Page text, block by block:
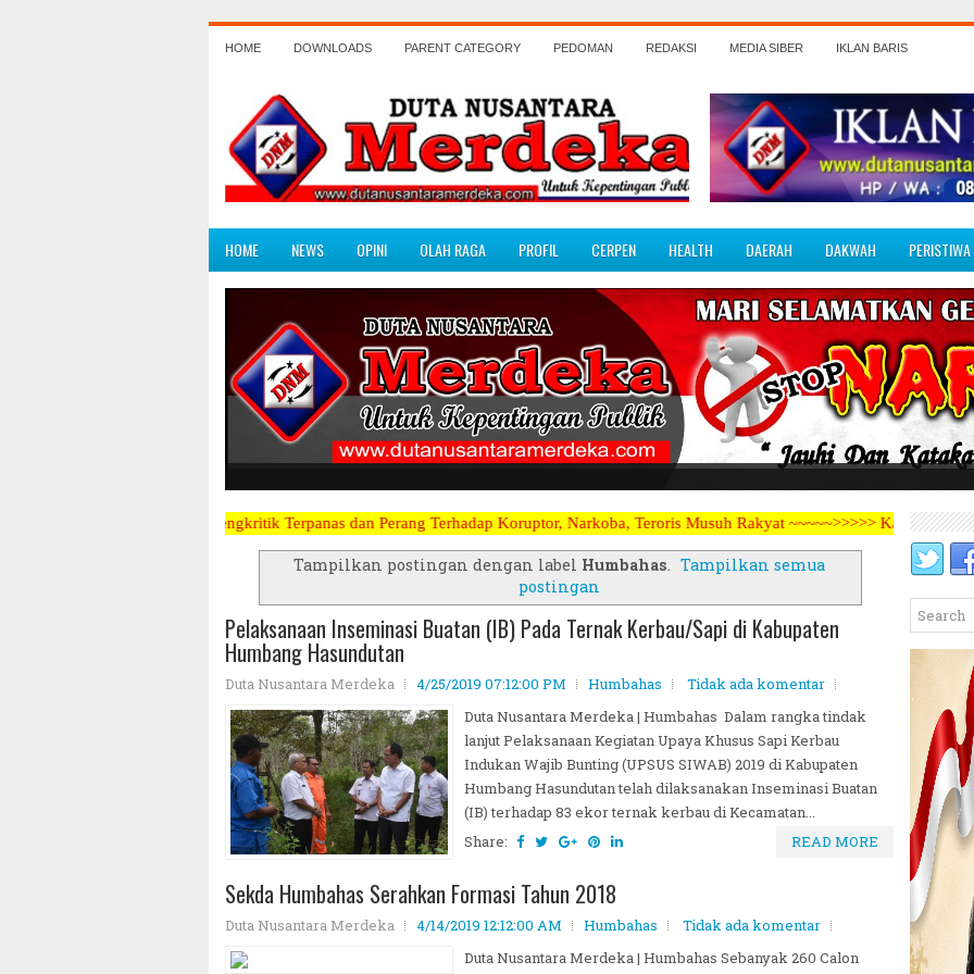
HOME DOWNLOADS PARENT CATEGORY PEDOMAN REDAKSI MEDIA SIBER IKLAN BARIS
HOME NEWS OPINI OLAH RAGA PROFIL CERPEN HEALTH DAERAH DAKWAH PERISTIWA
Berani Mengkritik Terpanas dan Perang Terhadap Koruptor, Narkoba, Teroris Musuh Rakyat ~~~~~>>>>> Kami Menerima Artikel, Opini,
Tampilkan postingan dengan label Humbahas. Tampilkan semua
postingan
Pelaksanaan Inseminasi Buatan (IB) Pada Ternak Kerbau/Sapi di Kabupaten
Humbang Hasundutan
Duta Nusantara Merdeka 4/25/2019 07:12:00 PM Humbahas
Tidak ada komentar
Duta Nusantara Merdeka | Humbahas Dalam rangka tindak
lanjut Pelaksanaan Kegiatan Upaya Khusus Sapi Kerbau
Indukan Wajib Bunting (UPSUS SIWAB) 2019 di Kabupaten
Humbang Hasundutan telah dilaksanakan Inseminasi Buatan
(IB) terhadap 83 ekor ternak kerbau di Kecamatan...
Share:
READ MORE
Sekda Humbahas Serahkan Formasi Tahun 2018
Duta Nusantara Merdeka 4/14/2019 12:12:00 AM Humbahas
Tidak ada komentar
Duta Nusantara Merdeka | Humbahas Sebanyak 260 Calon